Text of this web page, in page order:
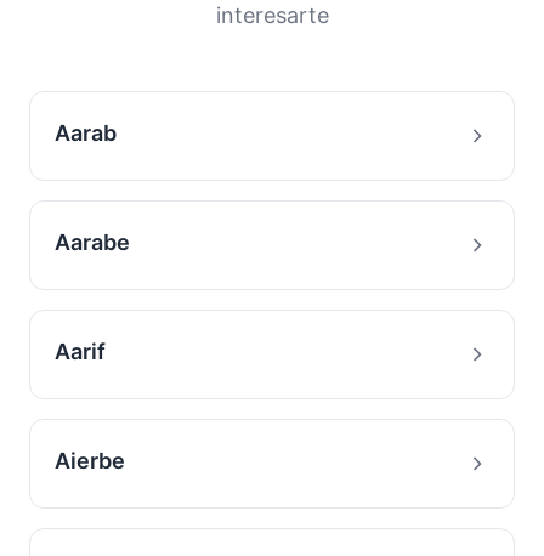
interesarte
Aarab
Aarabe
Aarif
Aierbe